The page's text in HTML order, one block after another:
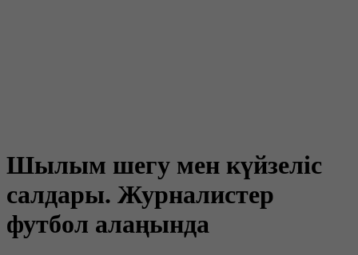
Шылым шегу мен күйзеліс
салдары. Журналистер
футбол алаңында